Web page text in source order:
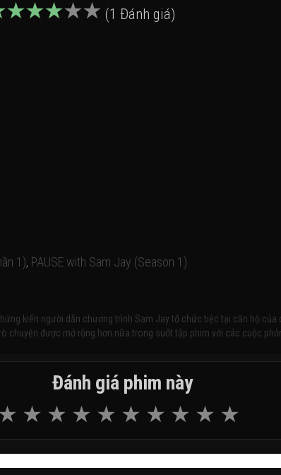
(1 Đánh giá)
1), PAUSE with Sam Jay (Season 1)
kiến ​​người dẫn chương trình Sam Jay tổ chức tiệc tại căn hộ
chuyện được mở rộng hơn nữa trong suốt tập phim với các cuộc
Đánh giá phim này